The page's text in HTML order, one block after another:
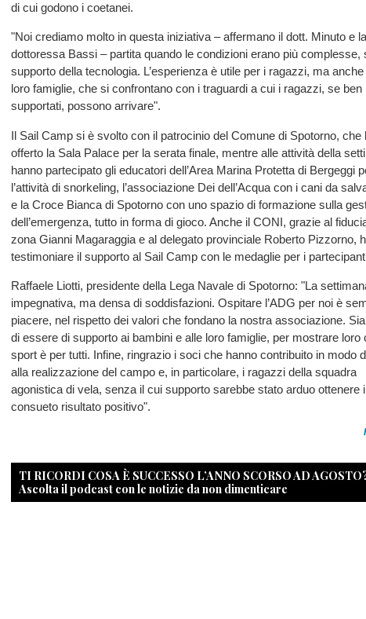
di cui godono i coetanei.
"Noi crediamo molto in questa iniziativa – affermano il dott. Minuto e la
dottoressa Bassi – partita quando le condizioni erano più complesse,
supporto della tecnologia. L’esperienza è utile per i ragazzi, ma
loro famiglie, che si confrontano con i traguardi a cui i ragazzi, se ben
supportati, possono arrivare".
Il Sail Camp si è svolto con il patrocinio del Comune di Spotorno, che
offerto la Sala Palace per la serata finale, mentre alle attività della
hanno partecipato gli educatori dell’Area Marina Protetta di Bergeggi
l’attività di snorkeling, l’associazione Dei dell’Acqua con i cani da
e la Croce Bianca di Spotorno con uno spazio di formazione sulla
dell’emergenza, tutto in forma di gioco. Anche il CONI, grazie al
zona Gianni Magaraggia e al delegato provinciale Roberto Pizzorno,
testimoniare il supporto al Sail Camp con le medaglie per i
Raffaele Liotti, presidente della Lega Navale di Spotorno: "La
impegnativa, ma densa di soddisfazioni. Ospitare l’ADG per noi è
piacere, nel rispetto dei valori che fondano la nostra associazione.
di essere di supporto ai bambini e alle loro famiglie, per mostrare loro
sport è per tutti. Infine, ringrazio i soci che hanno contribuito in modo
alla realizzazione del campo e, in particolare, i ragazzi della squadra
agonistica di vela, senza il cui supporto sarebbe stato arduo ottenere
consueto risultato positivo".
TI RICORDI COSA È SUCCESSO L’ANNO SCORSO AD
Ascolta il podcast con le notizie da non dimenticare